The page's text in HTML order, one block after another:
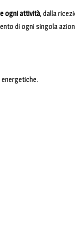
ogni attività, dalla
di ogni singola